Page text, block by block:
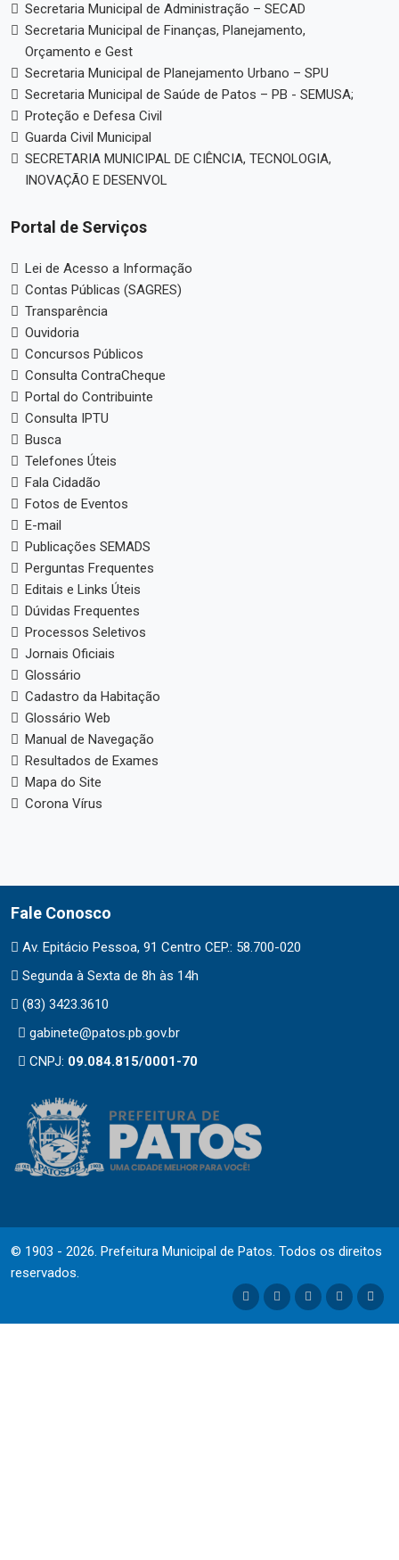
Secretaria Municipal de Administração – SECAD
Secretaria Municipal de Finanças, Planejamento,
Orçamento e Gest
Secretaria Municipal de Planejamento Urbano – SPU
Secretaria Municipal de Saúde de Patos – PB - SEMUSA;
Proteção e Defesa Civil
Guarda Civil Municipal
SECRETARIA MUNICIPAL DE CIÊNCIA, TECNOLOGIA,
INOVAÇÃO E DESENVOL
Portal de Serviços
Lei de Acesso a Informação
Contas Públicas (SAGRES)
Transparência
Ouvidoria
Concursos Públicos
Consulta ContraCheque
Portal do Contribuinte
Consulta IPTU
Busca
Telefones Úteis
Fala Cidadão
Fotos de Eventos
E-mail
Publicações SEMADS
Perguntas Frequentes
Editais e Links Úteis
Dúvidas Frequentes
Processos Seletivos
Jornais Oficiais
Glossário
Cadastro da Habitação
Glossário Web
Manual de Navegação
Resultados de Exames
Mapa do Site
Corona Vírus
Fale Conosco
Av. Epitácio Pessoa, 91 Centro CEP.: 58.700-020
Segunda à Sexta de 8h às 14h
(83) 3423.3610
gabinete@patos.pb.gov.br
CNPJ: 09.084.815/0001-70
© 1903 - 2026. Prefeitura Municipal de Patos. Todos os direitos
reservados.